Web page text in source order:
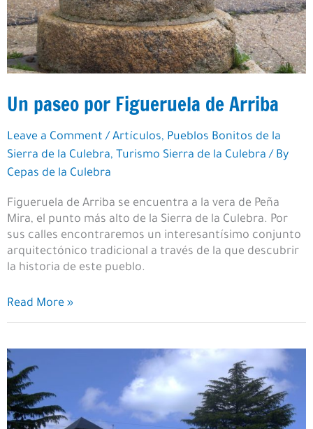
Un paseo por Figueruela de Arriba
Leave a Comment / Artículos, Pueblos Bonitos de la
Sierra de la Culebra, Turismo Sierra de la Culebra / By
Cepas de la Culebra
Figueruela de Arriba se encuentra a la vera de Peña
Mira, el punto más alto de la Sierra de la Culebra. Por
sus calles encontraremos un interesantísimo conjunto
arquitectónico tradicional a través de la que descubrir
la historia de este pueblo.
Un
paseo
Figueruela
de
Arriba
Read More »